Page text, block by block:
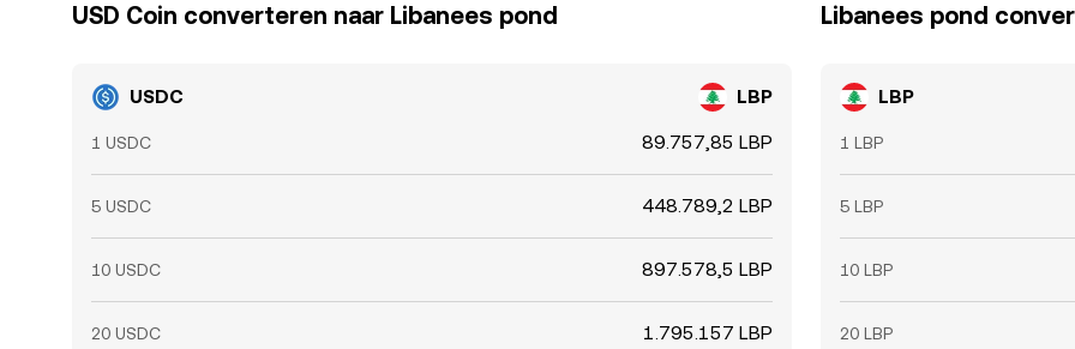
USD Coin converteren naar Libanees pond
USDC LBP
1 USDC 89.757,85 LBP
5 USDC 448.789,2 LBP
10 USDC 897.578,5 LBP
20 USDC 1.795.157 LBP
Libanees pond
LBP
1 LBP
5 LBP
10 LBP
20 LBP